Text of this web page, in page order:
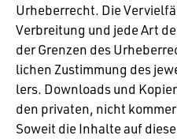
Urhe­ber­recht. Die
Verbrei­tung und jede Art
der Grenzen des
li­chen Zustim­mung des
lers. Down­loads und
den privaten, nicht
Soweit die Inhalte auf